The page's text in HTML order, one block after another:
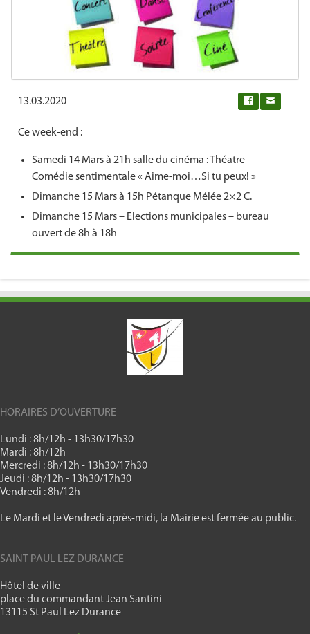
13.03.2020
Ce week-end :
Samedi 14 Mars à 21h salle du cinéma : Théatre –
Comédie sentimentale « Aime-moi…Si tu peux! »
Dimanche 15 Mars à 15h Pétanque Mélée 2×2 C.
Dimanche 15 Mars – Elections municipales – bureau
ouvert de 8h à 18h
HORAIRES D’OUVERTURE
Lundi : 8h/12h - 13h30/17h30
Mardi : 8h/12h
Mercredi : 8h/12h - 13h30/17h30
Jeudi : 8h/12h - 13h30/17h30
Vendredi : 8h/12h
Le Mardi et le Vendredi après-midi, la Mairie est fermée au public.
SAINT PAUL LEZ DURANCE
Hôtel de ville
place du commandant Jean Santini
13115 St Paul Lez Durance